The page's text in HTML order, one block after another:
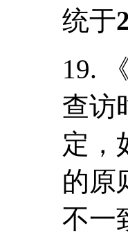
统于
19.
查访
定，
的原
不一